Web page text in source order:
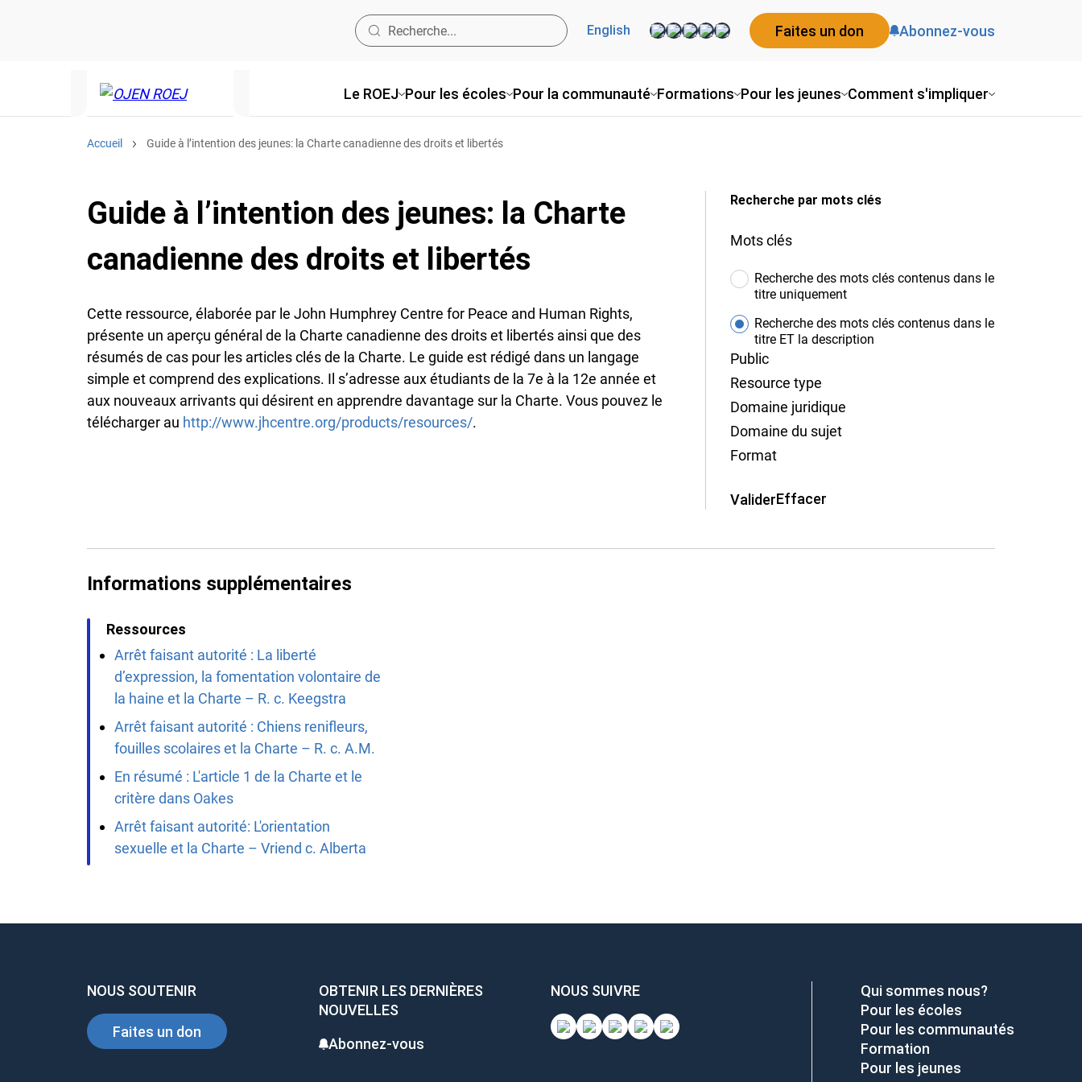
Le ROEJ Pour les écoles Pour la communauté Formations Pour les jeunes Comment s'impliquer
English Faites un don Abonnez-vous
Accueil Guide à l’intention des jeunes: la Charte canadienne des droits et libertés
Guide à l’intention des jeunes: la Charte
canadienne des droits et libertés
Cette ressource, élaborée par le John Humphrey Centre for Peace and Human Rights,
présente un aperçu général de la Charte canadienne des droits et libertés ainsi que des
résumés de cas pour les articles clés de la Charte. Le guide est rédigé dans un langage
simple et comprend des explications. Il s’adresse aux étudiants de la 7e à la 12e année et
aux nouveaux arrivants qui désirent en apprendre davantage sur la Charte. Vous pouvez le
télécharger au http://www.jhcentre.org/products/resources/.
Recherche par mots clés
Mots clés
Recherche des mots clés contenus dans le
titre uniquement
Recherche des mots clés contenus dans le
titre ET la description
Public
Resource type
Domaine juridique
Domaine du sujet
Format
ValiderEffacer
Informations supplémentaires
Ressources
Arrêt faisant autorité : La liberté
d’expression, la fomentation volontaire de
la haine et la Charte – R. c. Keegstra
Arrêt faisant autorité : Chiens renifleurs,
fouilles scolaires et la Charte – R. c. A.M.
En résumé : L'article 1 de la Charte et le
critère dans Oakes
Arrêt faisant autorité: L'orientation
sexuelle et la Charte – Vriend c. Alberta
NOUS SOUTENIR
Faites un don
OBTENIR LES DERNIÈRES
NOUVELLES
Abonnez-vous
NOUS SUIVRE
Qui sommes nous?
Pour les écoles
Pour les communautés
Formation
Pour les jeunes